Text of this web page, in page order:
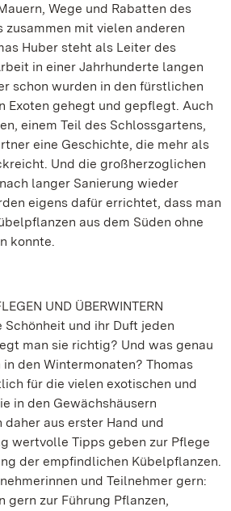
Wege und Rabatten des
zusammen mit vielen anderen
Huber steht als Leiter des
in einer Jahrhunderte langen
schon wurden in den fürstlichen
Exoten gehegt und gepflegt. Auch
einem Teil des Schlossgartens,
eine Geschichte, die mehr als
Und die großherzoglichen
langer Sanierung wieder
eigens dafür errichtet, dass man
aus dem Süden ohne
konnte.
UND ÜBERWINTERN
Schönheit und ihr Duft jeden
man sie richtig? Und was genau
den Wintermonaten? Thomas
für die vielen exotischen und
in den Gewächshäusern
daher aus erster Hand und
wertvolle Tipps geben zur Pflege
der empfindlichen Kübelpflanzen.
und Teilnehmer gern:
gern zur Führung Pflanzen,